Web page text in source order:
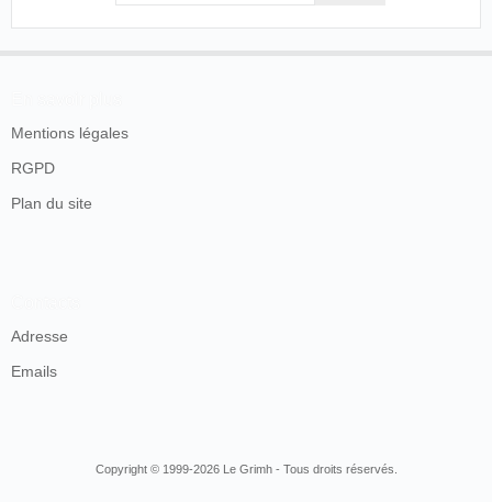
Mentions légales
RGPD
Plan du site
Adresse
Emails
Copyright © 1999-2026 Le Grimh - Tous droits réservés.